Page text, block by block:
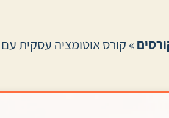
» קורס אוטומציה עסקית עם AI